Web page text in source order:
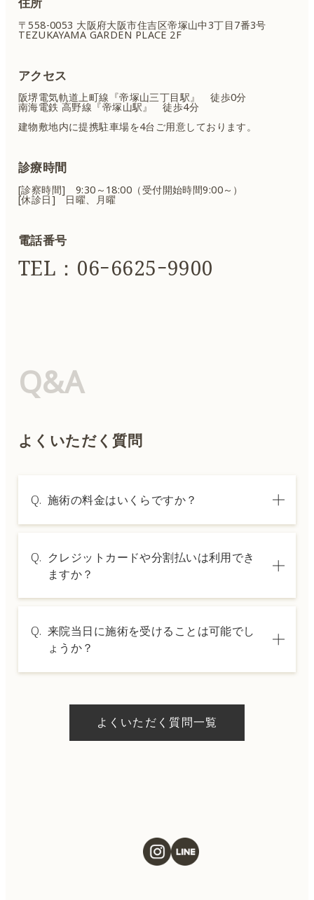
〒558-0053 大阪府大阪市住吉区帝塚山中3丁目7番3号
TEZUKAYAMA GARDEN PLACE 2F
アクセス
阪堺電気軌道上町線『帝塚山三丁目駅』 徒歩0分
南海電鉄 高野線『帝塚山駅』 徒歩4分
建物敷地内に提携駐車場を4台ご用意しております。
診療時間
[診察時間] 9:30～18:00（受付開始時間9:00～）
[休診日] 日曜、月曜
電話番号
TEL：06ｰ6625ｰ9900
Q&A
よくいただく質問
Q. 施術の料金はいくらですか？
は料金表ページをご確認いただくか、カウン
セリングでご案内いたします。
Q. クレジットカードや分割払いは利用でき
ますか？
した分割払いも可能です。詳細は受付スタッ
フにお問い合わせください。
Q. 来院当日に施術を受けることは可能でし
ょうか？
ただける施術もございます。当日の施術をご
希望の場合は、ご予約の際にお気軽にご相談
よくいただく質問一覧